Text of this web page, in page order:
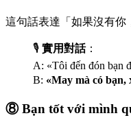
這句話表達「如果沒有你
🎙️ 實用對話：
A: «Tôi đến đón bạn
B: «May mà có bạn,
⑧ Bạn tốt với mình